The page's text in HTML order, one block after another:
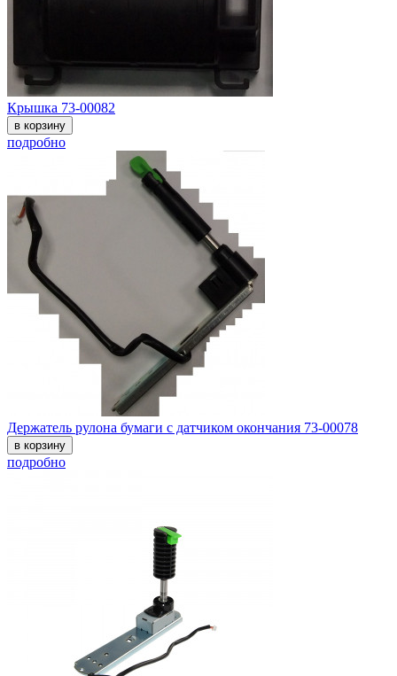
Крышка 73-00082
в корзину
подробно
Держатель рулона бумаги с датчиком окончания 73-00078
в корзину
подробно